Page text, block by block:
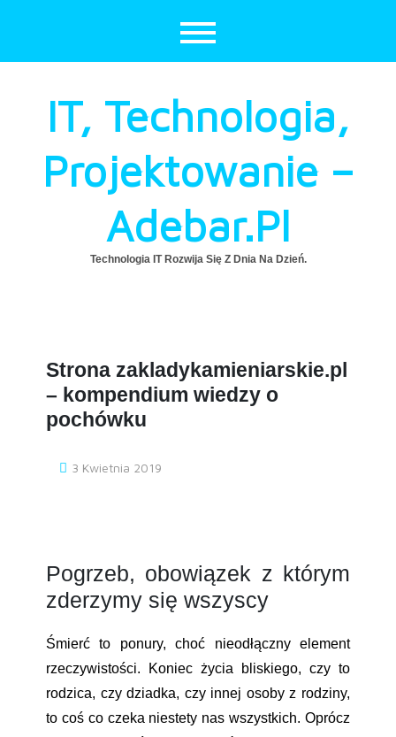
IT, Technologia,
Projektowanie –
Adebar.pl
Technologia IT Rozwija Się Z Dnia Na Dzień.
Strona zakladykamieniarskie.pl
– kompendium wiedzy o
pochówku
3 Kwietnia 2019
Pogrzeb, obowiązek z którym
zderzymy się wszyscy
Śmierć to ponury, choć nieodłączny element
rzeczywistości. Koniec życia bliskiego, czy to
rodzica, czy dziadka, czy innej osoby z rodziny,
to coś co czeka niestety nas wszystkich. Oprócz